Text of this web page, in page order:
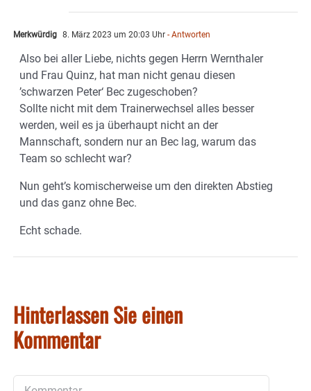
Merkwürdig 8. März 2023 um 20:03 Uhr - Antworten
Also bei aller Liebe, nichts gegen Herrn Wernthaler
und Frau Quinz, hat man nicht genau diesen
’schwarzen Peter‘ Bec zugeschoben?
Sollte nicht mit dem Trainerwechsel alles besser
werden, weil es ja überhaupt nicht an der
Mannschaft, sondern nur an Bec lag, warum das
Team so schlecht war?
Nun geht’s komischerweise um den direkten Abstieg
und das ganz ohne Bec.
Echt schade.
Hinterlassen Sie einen
Kommentar